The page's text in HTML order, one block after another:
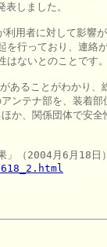
しました。
利用者に対して影響
を行っており、連絡
はないとのことです
あることがわかり、
ンテナ部を、装着部
か、関係団体で安全